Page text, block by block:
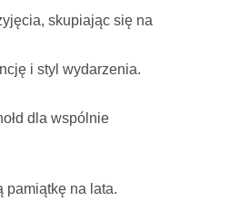
skupiając się na
i styl wydarzenia.
dla wspólnie
pamiątkę na lata.